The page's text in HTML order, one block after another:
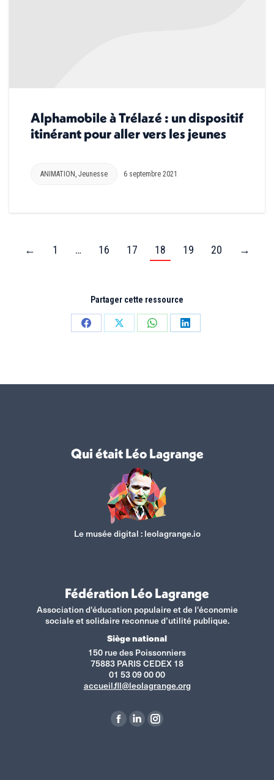
Alphamobile à Trélazé : un dispositif
itinérant pour aller vers les jeunes
ANIMATION , Jeunesse 6 septembre 2021
← 1 … 16 17 18 19 20 →
Partager cette ressource
PartagerPartagerPartagerPartager
Qui était Léo Lagrange
Le musée digital :leolagrange.io
Fédération Léo Lagrange
Association d'éducation populaire et de l'économie
sociale et solidaire reconnue d’utilité publique.
Siège national
150 rue des Poissonniers
75883 PARIS CEDEX 18
01 53 09 00 00
accueil.fll@leolagrange.org
La
La
La